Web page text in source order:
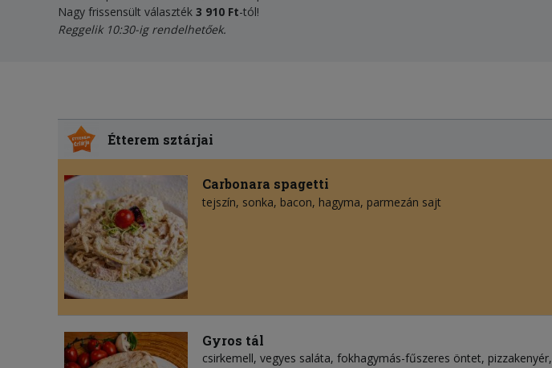
Nagy frissensült választék 3 910 Ft-tól!
Reggelik 10:30-ig rendelhetőek.
Étterem sztárjai
Carbonara spagetti
tejszín sonka bacon hagyma parmezán sajt
Gyros tál
csirkemell, vegyes saláta, fokhagymás-fűszeres öntet, pizzakenyér,